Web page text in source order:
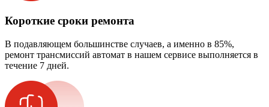
Короткие сроки ремонта
В подавляющем большинстве случаев, а именно в 85%,
ремонт трансмиссий автомат в нашем сервисе выполняется в
течение 7 дней.